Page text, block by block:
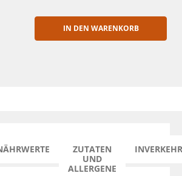
ERHÖHEN
IN DEN WARENKORB
ZUTATEN
UND
ALLERGENE